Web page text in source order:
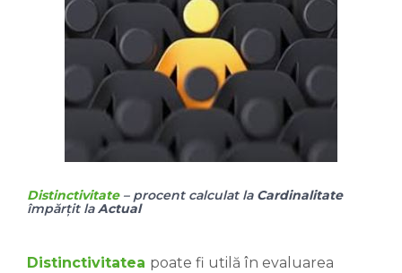
Distinctivitate– procent calculat la Cardinalitate
împărțit laActual
Distinctivitatea poate fi utilă în evaluarea